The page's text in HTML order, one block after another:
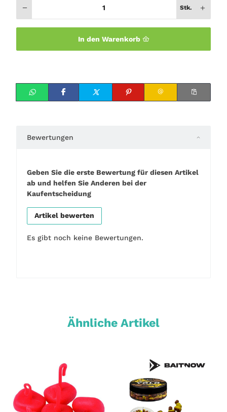
Stk.
In den Warenkorb
Bewertungen
Geben Sie die erste Bewertung für diesen Artikel
ab und helfen Sie Anderen bei der
Kaufentscheidung
Artikel bewerten
Es gibt noch keine Bewertungen.
Ähnliche Artikel